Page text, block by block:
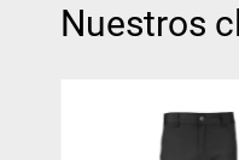
Nuestros